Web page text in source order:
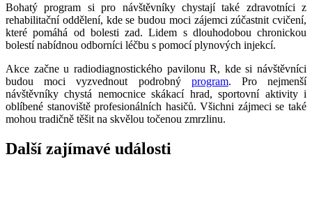
Bohatý program si pro návštěvníky chystají také zdravotníci z
rehabilitační oddělení, kde se budou moci zájemci zúčastnit cvičení,
které pomáhá od bolesti zad. Lidem s dlouhodobou chronickou
bolestí nabídnou odborníci léčbu s pomocí plynových injekcí.
Akce začne u radiodiagnostického pavilonu R, kde si návštěvníci
budou moci vyzvednout podrobný program. Pro nejmenší
návštěvníky chystá nemocnice skákací hrad, sportovní aktivity i
oblíbené stanoviště profesionálních hasičů. Všichni zájmeci se také
mohou tradičně těšit na skvělou točenou zmrzlinu.
Další zajímavé události